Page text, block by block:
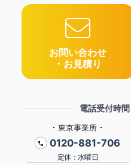
お問い合わせ
・お見積り
東京事業所
0120-881-706
定休：水曜日
電話受付時